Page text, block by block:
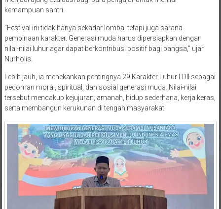
kemampuan santri.
“Festival ini tidak hanya sekadar lomba, tetapi juga sarana
pembinaan karakter. Generasi muda harus dipersiapkan dengan
nilai-nilai luhur agar dapat berkontribusi positif bagi bangsa,” ujar
Nurholis.
Lebih jauh, ia menekankan pentingnya 29 Karakter Luhur LDII sebagai
pedoman moral, spiritual, dan sosial generasi muda. Nilai-nilai
tersebut mencakup kejujuran, amanah, hidup sederhana, kerja keras,
serta membangun kerukunan di tengah masyarakat.